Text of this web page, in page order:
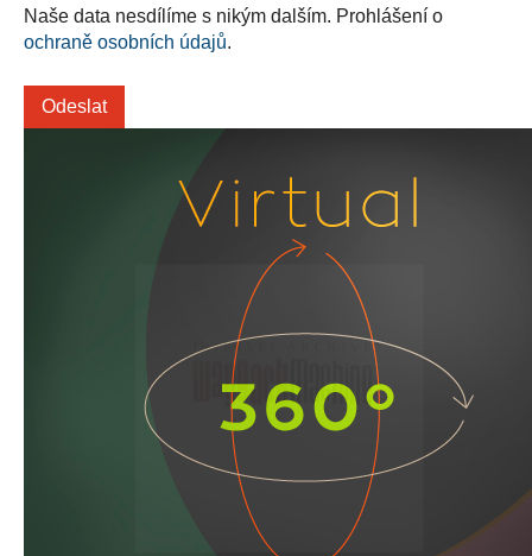
Naše data nesdílíme s nikým dalším. Prohlášení o
ochraně osobních údajů.